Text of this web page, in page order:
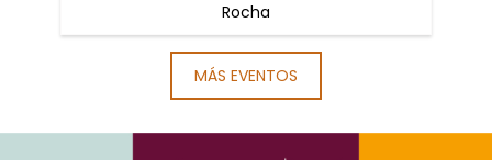
Rocha
MÁS EVENTOS